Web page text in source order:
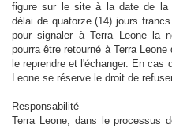
figure sur le site à la date de la
délai de quatorze (14) jours
pour signaler à Terra Leone la
pourra être retourné à Terra
le reprendre et l'échanger. En cas
Leone se réserve le droit de
Responsabilité
Terra Leone, dans le processus